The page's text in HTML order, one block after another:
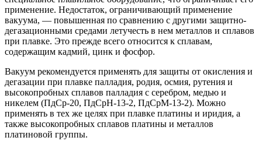
применение. Недостаток, ограничивающий применение
вакуума, — повышенная по сравнению с другими защитно-
дегазационными средами летучесть в нем металлов и сплавов
при плавке. Это прежде всего относится к сплавам,
содержащим кадмий, цинк и фосфор.
Вакуум рекомендуется применять для защиты от окисления и
дегазации при плавке палладия, родия, осмия, рутения и
высокопробных сплавов палладия с серебром, медью и
никелем (ПдСр-20, ПдСрН-13-2, ПдСрМ-13-2). Можно
применять в тех же целях при плавке платины и иридия, а
также высокопробных сплавов платины и металлов
платиновой группы.